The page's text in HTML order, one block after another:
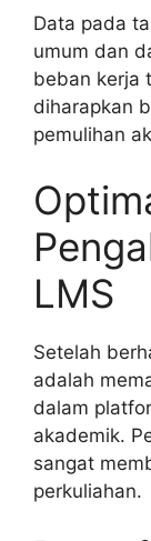
Data pada
umum dan
beban kerja
diharapkan
pemulihan
LMS
Setelah
adalah
dalam
akademik.
sangat
perkuliahan.